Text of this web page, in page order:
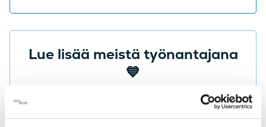
Lue lisää meistä työnantajana
💙